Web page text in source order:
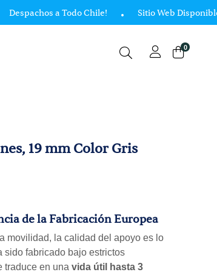
a Todo Chile! Sitio Web Disponible
0
19 mm Color Gris
de la Fabricación Europea
movilidad, la calidad del apoyo es lo
sido fabricado bajo estrictos
traduce en una vida útil hasta 3